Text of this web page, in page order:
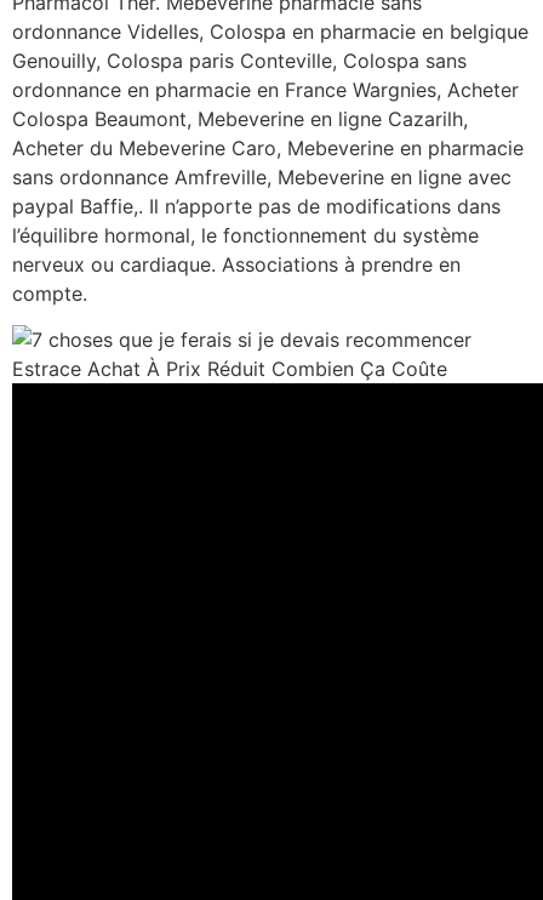
ordonnance Videlles, Colospa en pharmacie en belgique
Genouilly, Colospa paris Conteville, Colospa sans
ordonnance en pharmacie en France Wargnies, Acheter
Colospa Beaumont, Mebeverine en ligne Cazarilh,
Acheter du Mebeverine Caro, Mebeverine en pharmacie
sans ordonnance Amfreville, Mebeverine en ligne avec
paypal Baffie,. Il n’apporte pas de modifications dans
l’équilibre hormonal, le fonctionnement du système
nerveux ou cardiaque. Associations à prendre en
compte.